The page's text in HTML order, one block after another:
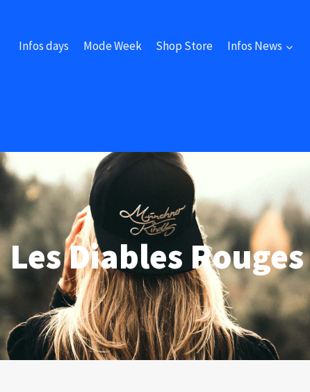
Infos days Mode Week Shop Store Infos News
Les Diables Rouges